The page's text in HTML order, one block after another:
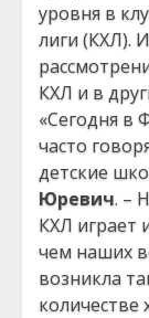
уровня в
лиги (КХЛ).
КХЛ и в
«Сегодня в
часто
детские
Юревич. –
КХЛ играет
чем наших
возникла
количестве